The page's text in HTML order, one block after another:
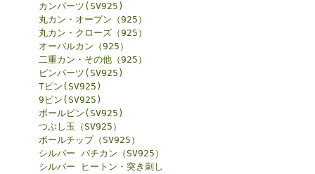
カンパーツ(SV925)
丸カン・オープン（925）
丸カン・クローズ（925）
オーバルカン（925）
二重カン・その他（925）
ピンパーツ(SV925)
Tピン(SV925)
9ピン(SV925)
ボールピン(SV925)
つぶし玉（SV925）
ボールチップ（SV925）
シルバー バチカン（SV925）
シルバー ヒートン・突き刺し